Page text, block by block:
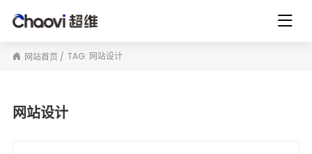
网站首页 TAG: 网站设计
网站设计